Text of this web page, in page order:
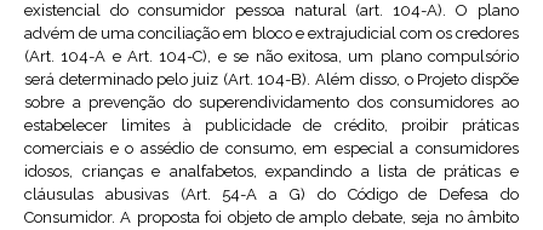
existencial do consumidor pessoa natural (art. 104-A). O plano
advém de uma conciliação em bloco e extrajudicial com os credores
(Art. 104-A e Art. 104-C), e se não exitosa, um plano compulsório
será determinado pelo juiz (Art. 104-B). Além disso, o Projeto dispõe
sobre a prevenção do superendividamento dos consumidores ao
estabelecer limites à publicidade de crédito, proibir práticas
comerciais e o assédio de consumo, em especial a consumidores
idosos, crianças e analfabetos, expandindo a lista de práticas e
cláusulas abusivas (Art. 54-A a G) do Código de Defesa do
Consumidor. A proposta foi objeto de amplo debate, seja no âmbito